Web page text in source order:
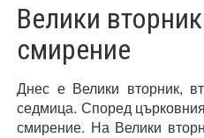
Велики
смирение
Днес е Велики вторник,
седмица. Според
смирение. На Велики